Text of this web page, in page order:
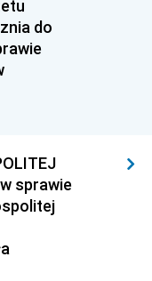
do
sprawie